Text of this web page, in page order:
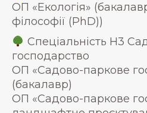
ОП «Екологія»
філософії (PhD))
Спеціальність Н3
господарство
ОП «Садово-паркове
(бакалавр)
ОП «Садово-паркове